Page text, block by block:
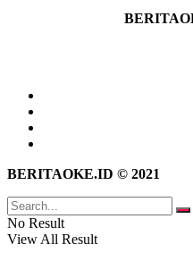
BERITAOKE.ID © 2021
No Result
View All Result